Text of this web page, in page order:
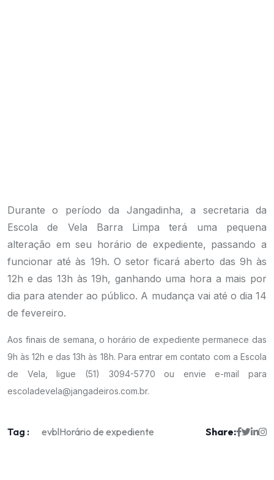
Durante o período da Jangadinha, a secretaria da
Escola de Vela Barra Limpa terá uma pequena
alteração em seu horário de expediente, passando a
funcionar até às 19h. O setor ficará aberto das 9h às
12h e das 13h às 19h, ganhando uma hora a mais por
dia para atender ao público. A mudança vai até o dia 14
de fevereiro.
Aos finais de semana, o horário de expediente permanece das
9h às 12h e das 13h às 18h. Para entrar em contato com a Escola
de Vela, ligue (51) 3094-5770 ou envie e-mail para
escoladevela@jangadeiros.com.br.
Tag : evblHorário de expediente Share: